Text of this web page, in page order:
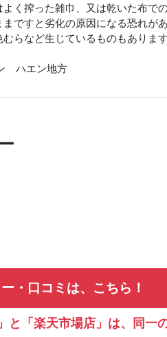
よく搾った雑巾、又は乾いた布で
ですと劣化の原因になる恐れが
むらなど生じているものもありま
ハエン地方
・口コミは、こちら！
と「楽天市場店」は、同一